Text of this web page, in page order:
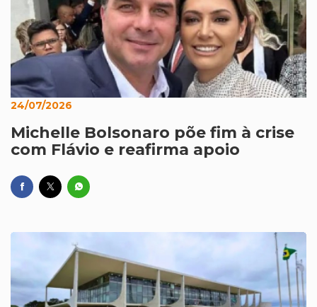
24/07/2026
Michelle Bolsonaro põe fim à crise
com Flávio e reafirma apoio